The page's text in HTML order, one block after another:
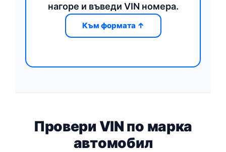
нагоре и въведи VIN номера.
Към формата ↑
Провери VIN по марка
автомобил